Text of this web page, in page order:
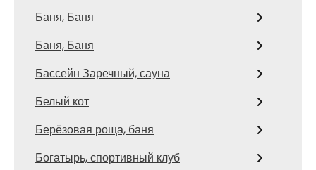
Баня, Баня
Баня, Баня
Бассейн Заречный, сауна
Белый кот
Берёзовая роща, баня
Богатырь, спортивный клуб